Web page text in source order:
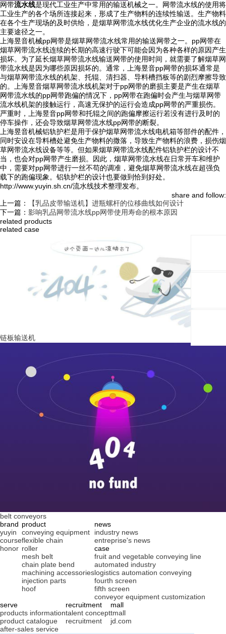
网带流水线是现代工业生产中常用的输送机械之一。网带流水线的使用将
工业生产的各个场所连接起来，形成了生产物料的连续性输送。生产物料
在各个生产现场的及时供给，是烟草网带流水线优化生产企业的流水线的
主要途径之一。
上海昱音机械pp网带是烟草网带流水线常用的输送网带之一。pp网带在
烟草网带流水线连续的长期的高速行驶下可能会因为各种各样的原因产生
损坏。为了延长烟草网带流水线输送网带的使用时间，就需要了解烟草网
带流水线是因为哪些原因损坏的。通常，上海昱音pp网带的损坏通常是
与烟草网带流水线的机架、托辊、清扫器、导料槽挡板等的剧烈摩擦导致
的。上海昱音烟草网带流水线机架对于pp网带的磨损主要是产生在烟草
网带流水线的pp网带跑偏的情况下，pp网带在跑偏时会产生与烟草网带
流水线机架的接触运行，高速无保护的运行会造成pp网带的严重损伤。
严重时，上海昱音pp网带和托辊之间的跑偏摩擦运行若没有进行及时的
停车操作，还会导致烟草网带流水线pp网带的断裂。
上海昱音机械铝轨护栏是用于保护烟草网带流水线电机箱等部件的配件，
同时安设在导料槽处避免生产物料的撒落，导致生产物料的浪费，损伤烟
草网带流水线设备等等。但如果烟草网带流水线配件铝轨护栏的设计不
当，也会对pp网带产生磨损。因此，烟草网带流水线在日常开车和维护
中，需要对pp网带进行一丝不苟的调准，避免烟草网带流水线在超强负
载下的跑偏现象。铝轨护栏的设计也要做到恰到好处。
http://www.yuyin.sh.cn/流水线技术整理发布。
share and follow:
上一篇：
【乳品皮带输送机】进瓶螺杆的位移曲线如何设计
下一篇： 影响乳品网带流水线pp网带使用寿命的根本原因
related products
related case
链板输送机
belt conveyors
brand
yuyin
course
honor
product
conveying equipment
flexible chain
roller
mesh belt
chain plate bend
machining accessories
injection parts
hoof
news
industry news
entreprise's news
case
fruit and vegetable conveying line
automated industry
logistics automation conveying
fourth screen
fifth screen
conveyor equipment customization
serve
products information
product catalogue
after-sales service
recruitment
talent concept
recruitment
mall
tmall
jd.com